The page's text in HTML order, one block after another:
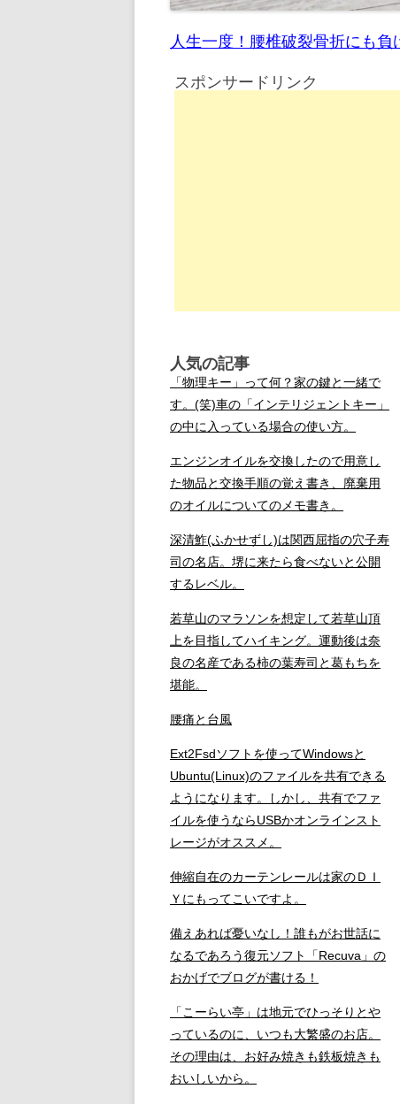
人生一度！腰椎破裂骨折にも負
スポンサードリンク
人気の記事
「物理キー」って何？家の鍵と一緒で
す。(笑)車の「インテリジェントキー」
の中に入っている場合の使い方。
エンジンオイルを交換したので用意し
た物品と交換手順の覚え書き、廃棄用
のオイルについてのメモ書き。
深清鮓(ふかせずし)は関西屈指の穴子寿
司の名店。堺に来たら食べないと公開
するレベル。
若草山のマラソンを想定して若草山頂
上を目指してハイキング。運動後は奈
良の名産である柿の葉寿司と葛もちを
堪能。
腰痛と台風
Ext2Fsdソフトを使ってWindowsと
Ubuntu(Linux)のファイルを共有できる
ようになります。しかし、共有でファ
イルを使うならUSBかオンラインスト
レージがオススメ。
伸縮自在のカーテンレールは家のＤＩ
Ｙにもってこいですよ。
備えあれば憂いなし！誰もがお世話に
なるであろう復元ソフト「Recuva」の
おかげでブログが書ける！
「こーらい亭」は地元でひっそりとや
っているのに、いつも大繁盛のお店。
その理由は、お好み焼きも鉄板焼きも
おいしいから。